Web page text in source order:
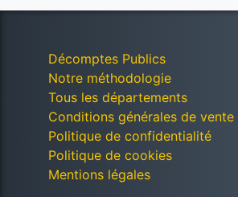
Décomptes Publics
Notre méthodologie
Tous les départements
Conditions générales de vente
Politique de confidentialité
Politique de cookies
Mentions légales